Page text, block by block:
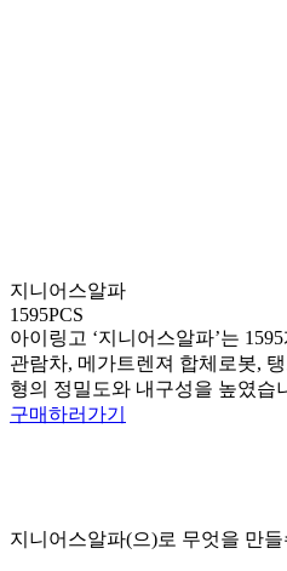
지니어스알파
1595PCS
아이링고 ‘지니어스알파’는
관람차, 메가트렌져 합체로봇,
형의 정밀도와 내구성을 높였습
구매하러가기
지니어스알파(으)로 무엇을 만